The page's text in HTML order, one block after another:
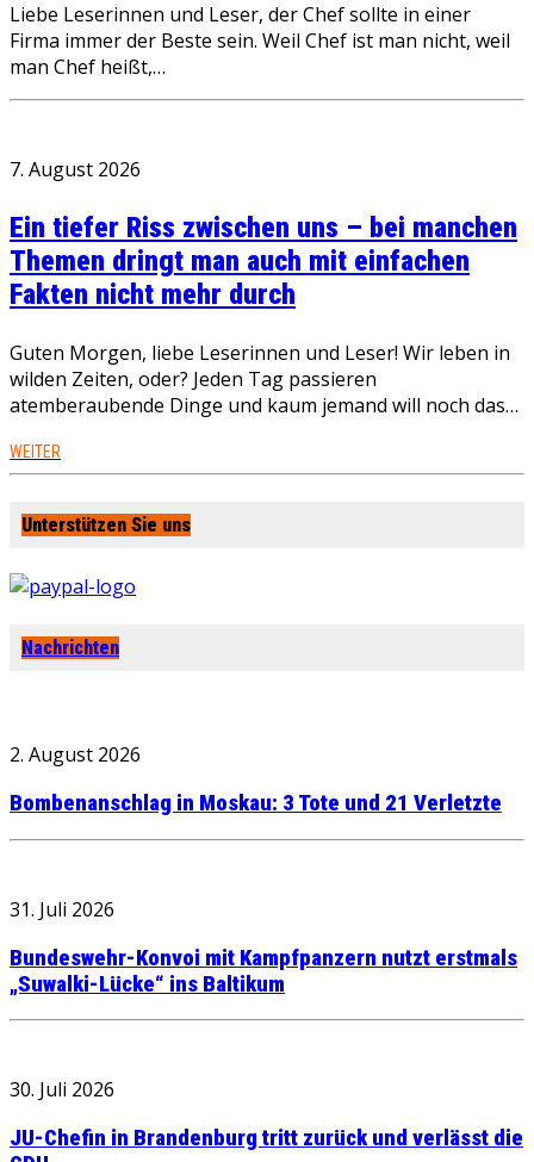
Liebe Leserinnen und Leser, der Chef sollte in einer
Firma immer der Beste sein. Weil Chef ist man nicht, weil
man Chef heißt,…
7. August 2026
Ein tiefer Riss zwischen uns – bei manchen
Themen dringt man auch mit einfachen
Fakten nicht mehr durch
Guten Morgen, liebe Leserinnen und Leser! Wir leben in
wilden Zeiten, oder? Jeden Tag passieren
atemberaubende Dinge und kaum jemand will noch das…
WEITER
Unterstützen Sie uns
Nachrichten
2. August 2026
Bombenanschlag in Moskau: 3 Tote und 21 Verletzte
31. Juli 2026
Bundeswehr-Konvoi mit Kampfpanzern nutzt erstmals
„Suwalki-Lücke“ ins Baltikum
30. Juli 2026
JU-Chefin in Brandenburg tritt zurück und verlässt die